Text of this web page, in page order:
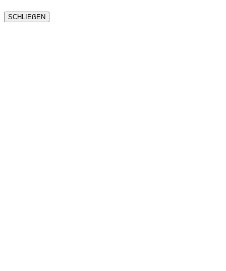
SCHLIEẞEN